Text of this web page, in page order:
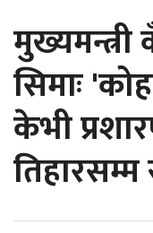
सिमाः
केभी